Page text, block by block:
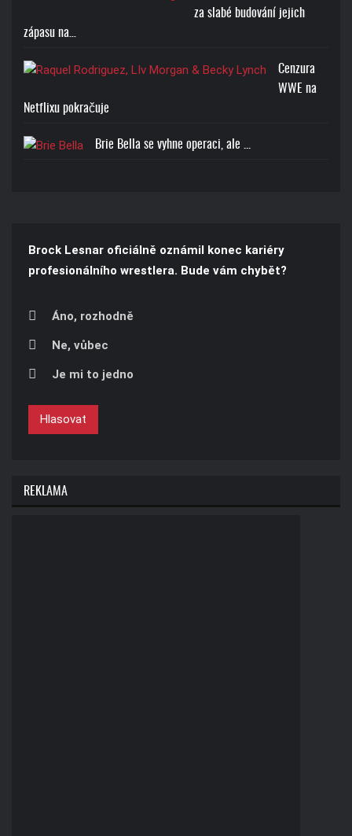
za slabé budování jejich
zápasu na…
Cenzura
WWE na
Netflixu pokračuje
Brie Bella se vyhne operaci, ale ...
Brock Lesnar oficiálně oznámil konec kariéry
profesionálního wrestlera. Bude vám chybět?
Áno, rozhodně
Ne, vůbec
Je mi to jedno
Hlasovat
REKLAMA